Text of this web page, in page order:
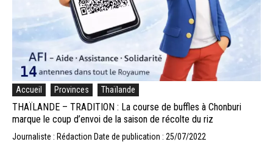
Accueil Provinces Thaïlande
THAÏLANDE – TRADITION : La course de buffles à Chonburi
marque le coup d’envoi de la saison de récolte du riz
Journaliste : Rédaction Date de publication : 25/07/2022